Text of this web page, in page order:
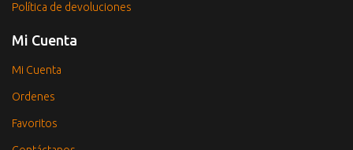
Política de devoluciones
Mi Cuenta
Mi Cuenta
Ordenes
Favoritos